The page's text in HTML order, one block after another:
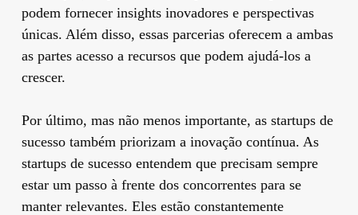
podem fornecer insights inovadores e perspectivas
únicas. Além disso, essas parcerias oferecem a ambas
as partes acesso a recursos que podem ajudá-los a
crescer.
Por último, mas não menos importante, as startups de
sucesso também priorizam a inovação contínua. As
startups de sucesso entendem que precisam sempre
estar um passo à frente dos concorrentes para se
manter relevantes. Eles estão constantemente